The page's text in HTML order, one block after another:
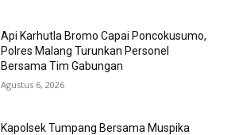
Api Karhutla Bromo Capai Poncokusumo,
Polres Malang Turunkan Personel
Bersama Tim Gabungan
Agustus 6, 2026
Kapolsek Tumpang Bersama Muspika